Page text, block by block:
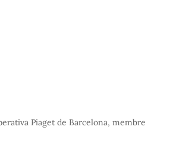
Piaget de Barcelona, membre